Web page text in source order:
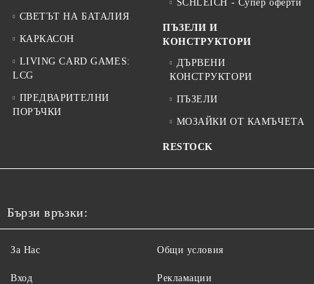
СВЕТЪТ НА БАТАЛИЯ
КАРКАСОН
LIVING CARD GAMES:
LCG
ПРЕДВАРИТЕЛНИ
ПОРЪЧКИ
SCHLEICH - Супер оферти
ПЪЗЕЛИ И
КОНСТРУКТОРИ
ДЪРВЕНИ
КОНСТРУКТОРИ
ПЪЗЕЛИ
МОЗАЙКИ ОТ КАМЪЧЕТА
RESTOCK
Бързи връзки:
За Нас
Вход
Общи условия
Рекламации